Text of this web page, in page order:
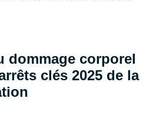
dommage corporel
clés 2025 de la